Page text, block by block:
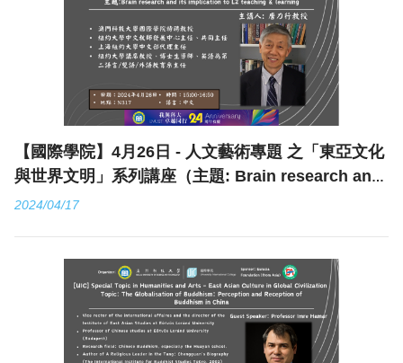
【國際學院】4月26日 - 人文藝術專題 之「東亞文化
與世界文明」系列講座（主題: Brain research and
its implication to L2 teaching & learning）
2024/04/17